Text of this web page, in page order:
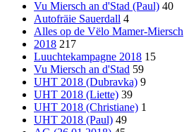
Vu Miersch an d'Stad (Paul) 40
Autofräie Sauerdall 4
Alles op de Vëlo Mamer-Miersch
2018 217
Luuchtekampagne 2018 15
Vu Miersch an d'Stad 59
UHT 2018 (Dubravka) 9
UHT 2018 (Liette) 39
UHT 2018 (Christiane) 1
UHT 2018 (Paul) 49